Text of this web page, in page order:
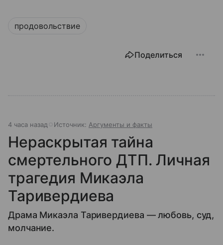
продовольствие
Поделиться
4 часа назад Источник: Аргументы и факты
Нераскрытая тайна
смертельного ДТП. Личная
трагедия Микаэла
Таривердиева
Драма Микаэла Таривердиева — любовь, суд,
молчание.